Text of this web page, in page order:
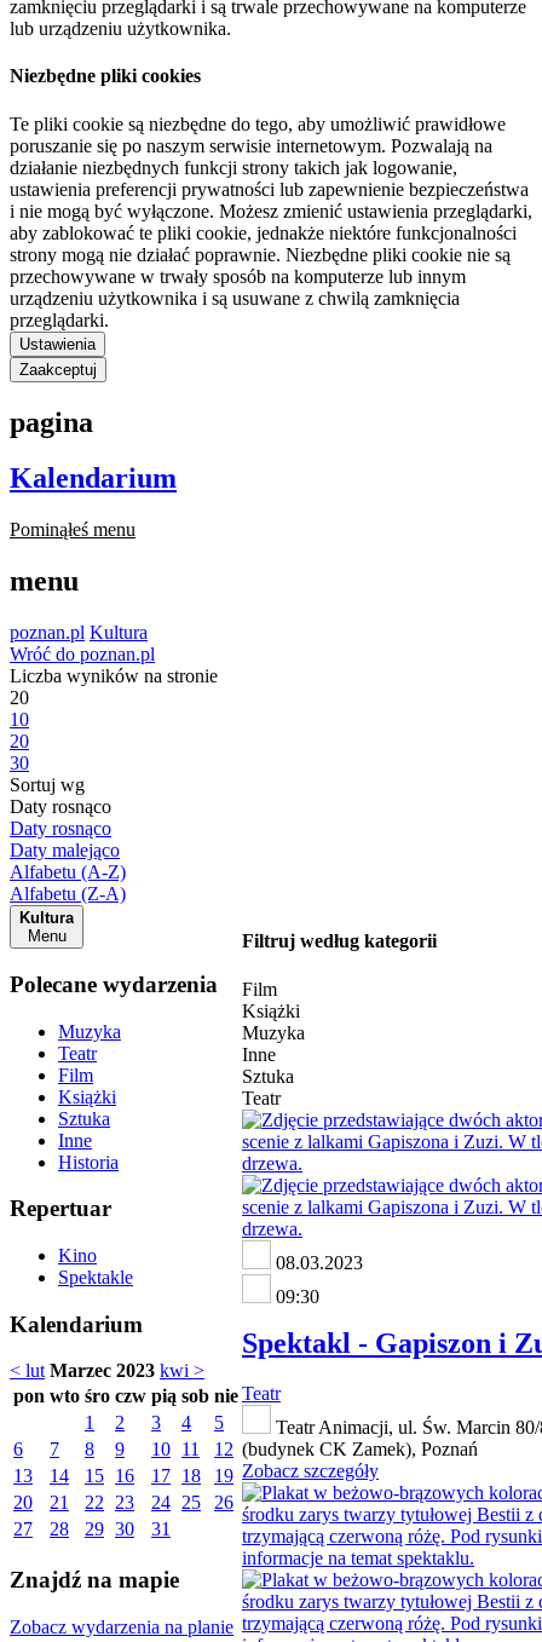
zamknięciu przeglądarki i są trwale przechowywane na komputerze
lub urządzeniu użytkownika.
Niezbędne pliki cookies
Te pliki cookie są niezbędne do tego, aby umożliwić prawidłowe
poruszanie się po naszym serwisie internetowym. Pozwalają na
działanie niezbędnych funkcji strony takich jak logowanie,
ustawienia preferencji prywatności lub zapewnienie bezpieczeństwa
i nie mogą być wyłączone. Możesz zmienić ustawienia przeglądarki,
aby zablokować te pliki cookie, jednakże niektóre funkcjonalności
strony mogą nie działać poprawnie. Niezbędne pliki cookie nie są
przechowywane w trwały sposób na komputerze lub innym
urządzeniu użytkownika i są usuwane z chwilą zamknięcia
przeglądarki.
Ustawienia
Zaakceptuj
pagina
Kalendarium
Pominąłeś menu
menu
poznan.pl Kultura
Wróć do poznan.pl
Liczba wyników na stronie
20
10
20
30
Sortuj wg
Daty rosnąco
Daty rosnąco
Daty malejąco
Alfabetu (A-Z)
Alfabetu (Z-A)
Kultura
Menu
Polecane wydarzenia
Muzyka
Teatr
Film
Książki
Sztuka
Inne
Historia
Repertuar
Kino
Spektakle
Kalendarium
< lut Marzec 2023 kwi >
pon wto śro czw pią sob nie
1
2 3 4
5
6
7 8 9 10 11
12
13
14 15 16 17 18
19
20
21 22 23 24 25
26
27
28 29 30 31
Znajdź na mapie
Zobacz wydarzenia na planie
Filtruj według kategorii
Film
Książki
Muzyka
Inne
Sztuka
Teatr
08.03.2023
09:30
Spektakl - Gapiszon i
Teatr
Teatr Animacji, ul. Św. Marcin
(budynek CK Zamek), Poznań
Zobacz szczegóły